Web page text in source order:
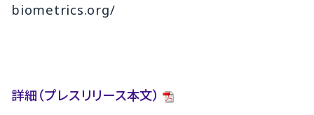
biometrics.org/
詳細（プレスリリース本文）